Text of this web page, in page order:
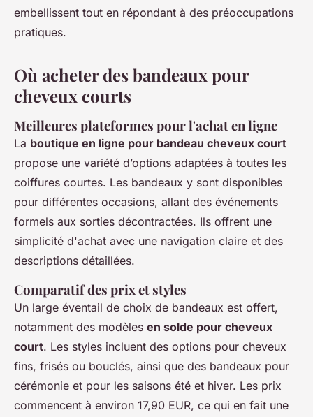
embellissent tout en répondant à des préoccupations
pratiques.
Où acheter des bandeaux pour
cheveux courts
Meilleures plateformes pour l'achat en ligne
La boutique en ligne pour bandeau cheveux court
propose une variété d’options adaptées à toutes les
coiffures courtes. Les bandeaux y sont disponibles
pour différentes occasions, allant des événements
formels aux sorties décontractées. Ils offrent une
simplicité d'achat avec une navigation claire et des
descriptions détaillées.
Comparatif des prix et styles
Un large éventail de choix de bandeaux est offert,
notamment des modèles en solde pour cheveux
court. Les styles incluent des options pour cheveux
fins, frisés ou bouclés, ainsi que des bandeaux pour
cérémonie et pour les saisons été et hiver. Les prix
commencent à environ 17,90 EUR, ce qui en fait une